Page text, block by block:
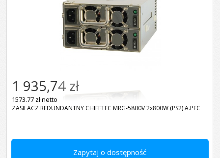
Zapytaj o dostępność
1 935,74 zł
1573.77 zł netto
ZASILACZ REDUNDANTNY CHIEFTEC MRG-5800V 2x800W (PS2) A.PFC